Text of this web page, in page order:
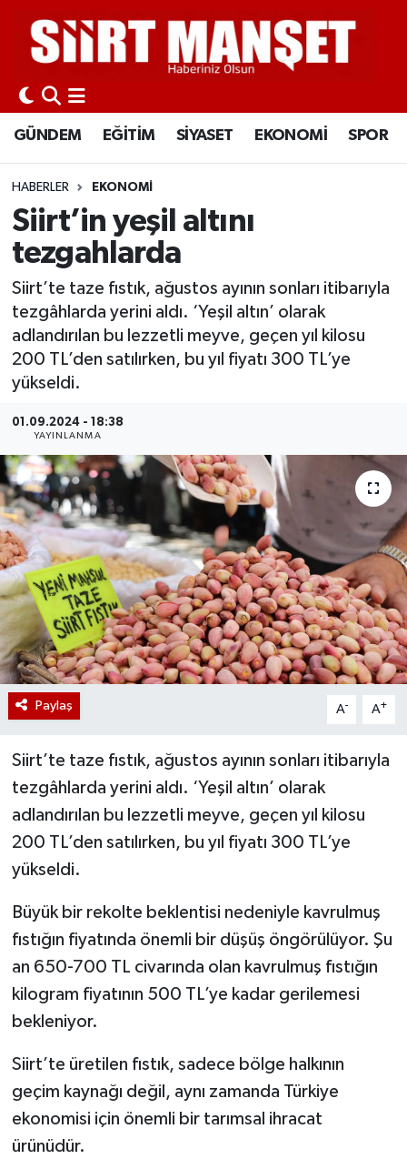
GÜNDEM EĞİTİM SİYASET EKONOMİ SPOR
HABERLER EKONOMİ
Siirt’in yeşil altını
tezgahlarda
Siirt’te taze fıstık, ağustos ayının sonları itibarıyla
tezgâhlarda yerini aldı. ‘Yeşil altın’ olarak
adlandırılan bu lezzetli meyve, geçen yıl kilosu
200 TL’den satılırken, bu yıl fiyatı 300 TL’ye
yükseldi.
01.09.2024 - 18:38
YAYINLANMA
Paylaş A- A+
Siirt’te taze fıstık, ağustos ayının sonları itibarıyla
tezgâhlarda yerini aldı. ‘Yeşil altın’ olarak
adlandırılan bu lezzetli meyve, geçen yıl kilosu
200 TL’den satılırken, bu yıl fiyatı 300 TL’ye
yükseldi.
Büyük bir rekolte beklentisi nedeniyle kavrulmuş
fıstığın fiyatında önemli bir düşüş öngörülüyor. Şu
an 650-700 TL civarında olan kavrulmuş fıstığın
kilogram fiyatının 500 TL’ye kadar gerilemesi
bekleniyor.
Siirt’te üretilen fıstık, sadece bölge halkının
geçim kaynağı değil, aynı zamanda Türkiye
ekonomisi için önemli bir tarımsal ihracat
ürünüdür.
GÜNDEM
EĞİTİM
SİYASET
EKONOMİ
SPOR
SAĞLIK-YAŞAM
Siirt Nöbetçi Eczaneler
Siirt Hava Durumu
Siirt Namaz Vakitleri
Siirt Trafik Yoğunluk Haritası
Süper Lig Puan Durumu ve Fikstür
Tüm Manşetler
Haber Arşivi